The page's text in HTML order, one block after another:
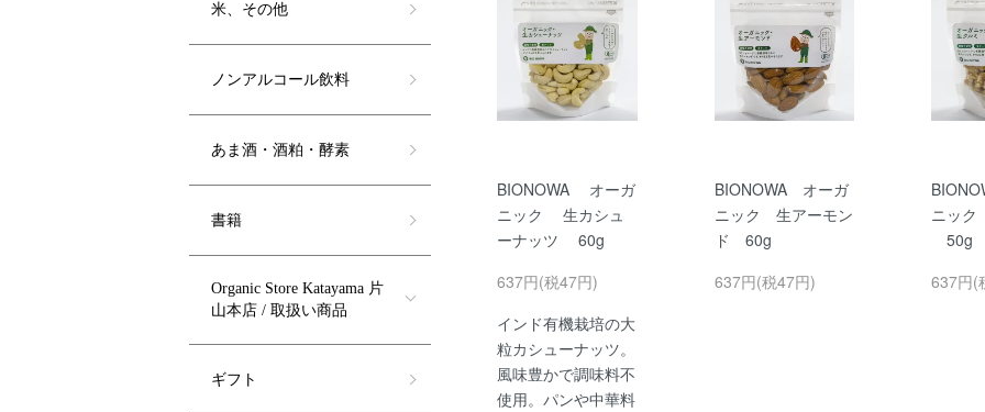
BIONOWA オーガ
ニック 生カシュ
ーナッツ 60g
637円(税47円)
インド有機栽培の大
粒カシューナッツ。
風味豊かで調味料不
使用。パンや中華料
BIONOWA オーガ
ニック 生アーモン
ド 60g
637円(税47円)
ニッ
50g
637円(
米、その他
ノンアルコール飲料
あま酒・酒粕・酵素
書籍
Organic Store Katayama 片
山本店 / 取扱い商品
ギフト